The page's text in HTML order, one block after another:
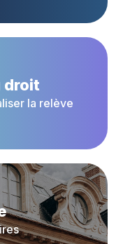
droit
la relève